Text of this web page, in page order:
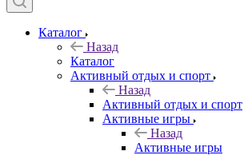
Каталог
Назад
Каталог
Активный отдых и спорт
Назад
Активный отдых и спорт
Активные игры
Назад
Активные игры